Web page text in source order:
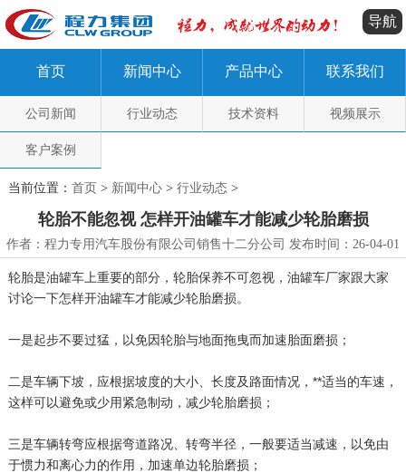
导航
首页 新闻中心 产品中心 联系我们
公司新闻 行业动态 技术资料 视频展示
客户案例
当前位置： 首页> 新闻中心> 行业动态>
轮胎不能忽视 怎样开油罐车才能减少轮胎磨损
作者：程力专用汽车股份有限公司销售十二分公司 发布时间：26-04-01
轮胎是油罐车上重要的部分，轮胎保养不可忽视，油罐车厂家跟大家
讨论一下怎样开油罐车才能减少轮胎磨损。
一是起步不要过猛，以免因轮胎与地面拖曳而加速胎面磨损；
二是车辆下坡，应根据坡度的大小、长度及路面情况，**适当的车速，
这样可以避免或少用紧急制动，减少轮胎磨损；
三是车辆转弯应根据弯道路况、转弯半径，一般要适当减速，以免由
于惯力和离心力的作用，加速单边轮胎磨损；